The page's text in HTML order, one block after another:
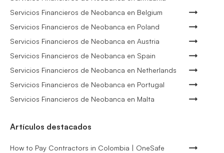
Servicios Financieros de Neobanca en Belgium
Servicios Financieros de Neobanca en Poland
Servicios Financieros de Neobanca en Austria
Servicios Financieros de Neobanca en Spain
Servicios Financieros de Neobanca en Netherlands
Servicios Financieros de Neobanca en Portugal
Servicios Financieros de Neobanca en Malta
Artículos destacados
How to Pay Contractors in Colombia | OneSafe